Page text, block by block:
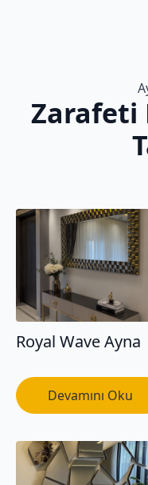
Zarafeti
Royal Wave Ayna
Devamını Oku